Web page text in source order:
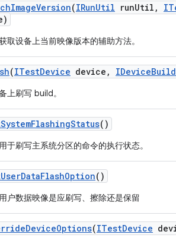
ImageVersion(IRunUtil runUtil ,
取设备上当前映像版本的辅助方法。
(ITestDevice device , IDeviceBuild
上刷写 build。
SystemFlashingStatus()
于刷写主系统分区的命令的执行状态。
UserDataFlashOption()
户数据映像是应刷写、擦除还是保留
DeviceOptions(ITestDevice